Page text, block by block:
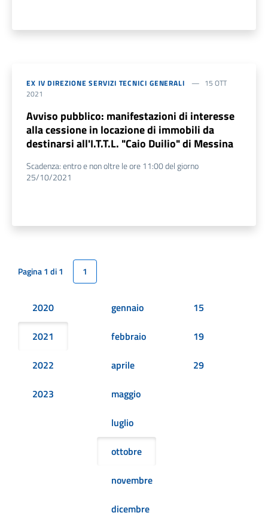
EX IV DIREZIONE SERVIZI TECNICI GENERALI
15 OTT
2021
Avviso pubblico: manifestazioni di interesse
alla cessione in locazione di immobili da
destinarsi all'I.T.T.L. "Caio Duilio" di Messina
Scadenza: entro e non oltre le ore 11:00 del giorno
25/10/2021
Pagina 1 di 1 1
2020
2021
2022
2023
gennaio
febbraio
aprile
maggio
luglio
ottobre
novembre
dicembre
15
19
29